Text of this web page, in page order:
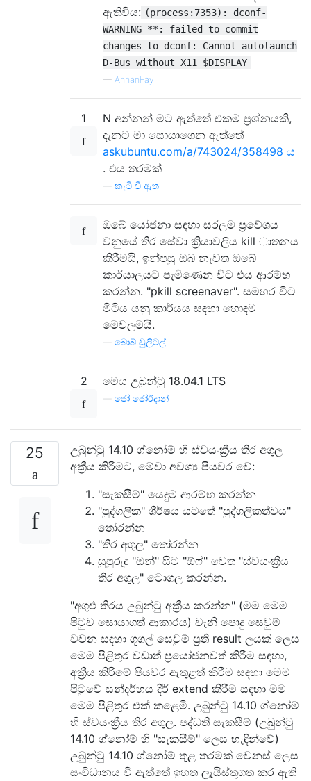
ඇතිවිය: (process:7353): dconf-
WARNING **: failed to commit
changes to dconf: Cannot autolaunch
D-Bus without X11 $DISPLAY
— AnnanFay
1
N අන්නන් මට ඇත්තේ එකම ප්‍රශ්නයකි,
දැනට මා සොයාගෙන ඇත්තේ
askubuntu.com/a/743024/358498 ය
. එය තරමක්
කැටි වී ඇත
ඔබේ යෝජනා සඳහා සරලම ප්‍රවේශය
වනුයේ තිර සේවා ක්‍රියාවලිය kill ාතනය
කිරීමයි, ඉන්පසු ඔබ නැවත ඔබේ
කාර්යාලයට පැමිණෙන විට එය ආරම්භ
කරන්න. "pkill screenaver". සමහර විට
මිටිය යනු කාර්යය සඳහා හොඳම
මෙවලමයි.
බොබ් ඩුලිටල්
2 මෙය උබුන්ටු 18.04.1 LTS
ජෝ ජෝර්දාන්
25
උබුන්ටු 14.10 ග්නෝම් හි ස්වයංක්‍රීය තිර අගුල
අක්‍රීය කිරීමට, මේවා අවශ්‍ය පියවර වේ:
"සැකසීම්" යෙදුම ආරම්භ කරන්න
"පුද්ගලික" ශීර්ෂය යටතේ "පුද්ගලිකත්වය"
තෝරන්න
"තිර අගුල" තෝරන්න
සුපුරුදු "ඔන්" සිට "ඕෆ්" වෙත "ස්වයංක්‍රීය
තිර අගුල" ටොගල කරන්න.
"අගුළු තිරය උබුන්ටු අක්‍රීය කරන්න" (මම මෙම
පිටුව සොයාගත් ආකාරය) වැනි පොදු සෙවුම්
වචන සඳහා ගූගල් සෙවුම් ප්‍රති result ලයක් ලෙස
මෙම පිළිතුර වඩාත් ප්‍රයෝජනවත් කිරීම සඳහා,
අක්‍රීය කිරීමේ පියවර ඇතුළත් කිරීම සඳහා මෙම
පිටුවේ සන්දර්භය දීර් extend කිරීම සඳහා මම
මෙම පිළිතුර එක් කළෙමි. උබුන්ටු 14.10 ග්නෝම්
හි ස්වයංක්‍රීය තිර අගුල. පද්ධති සැකසීම් (උබුන්ටු
14.10 ග්නෝම් හි "සැකසීම්" ලෙස හැඳින්වේ)
උබුන්ටු 14.10 ග්නෝම් තුළ තරමක් වෙනස් ලෙස
සංවිධානය වී ඇත්තේ ඉහත ලැයිස්තුගත කර ඇති